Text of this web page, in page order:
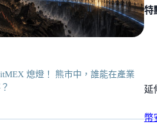
熄燈！ 熊市中，誰能在產業
特
延
幣